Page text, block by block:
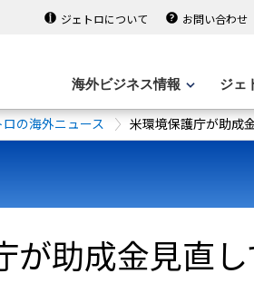
ジェトロについて お問い合わせ
海外ビジネス情報 ジェ
の海外ニュース 米環境保護庁が助成
が助成金見直